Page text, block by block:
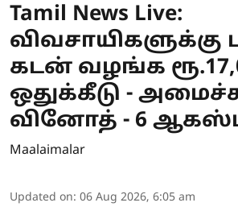
Tamil News Live:
விவசாயிகளுக்கு
கடன் வழங்க
ஒதுக்கீடு -
வினோத் - 6 ஆகஸ்ட்
Maalaimalar
Updated on: 06 Aug 2026, 6:05 am